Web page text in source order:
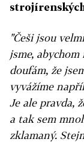
"Češi jsou
jsme,
doufám, že
vyvážíme
Je ale pravda,
a tak sem
zklamaný.